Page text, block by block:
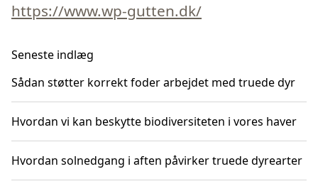
https://www.wp-gutten.dk/
Seneste indlæg
Sådan støtter korrekt foder arbejdet med truede dyr
Hvordan vi kan beskytte biodiversiteten i vores haver
Hvordan solnedgang i aften påvirker truede dyrearter